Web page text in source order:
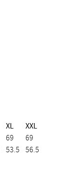
XL
XXL
69
69
53.5 56.5